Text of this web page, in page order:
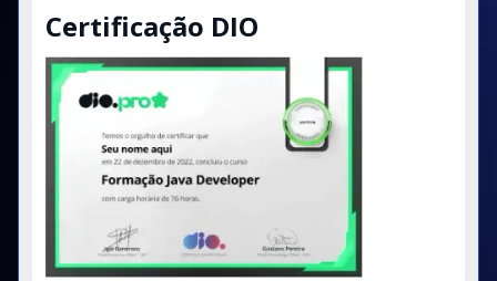
Certificação DIO